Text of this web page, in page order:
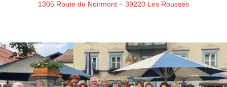
1305 Route du Noirmont – 39220 Les Rousses